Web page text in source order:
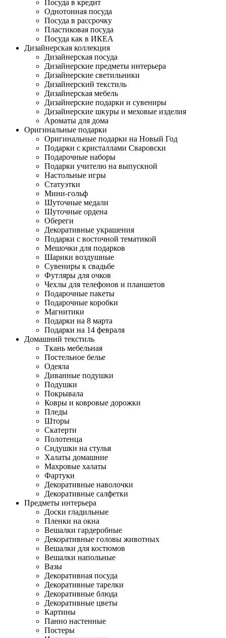
Посуда в кредит
Однотонная посуда
Посуда в рассрочку
Пластиковая посуда
Посуда как в ИКЕА
Дизайнерская коллекция
Дизайнерская посуда
Дизайнерские предметы интерьера
Дизайнерские светильники
Дизайнерский текстиль
Дизайнерская мебель
Дизайнерские подарки и сувениры
Дизайнерские шкуры и меховые изделия
Ароматы для дома
Оригинальные подарки
Оригинальные подарки на Новый Год
Подарки с кристаллами Сваровски
Подарочные наборы
Подарки учителю на выпускной
Настольные игры
Статуэтки
Мини-гольф
Шуточные медали
Шуточные ордена
Обереги
Декоративные украшения
Подарки с восточной тематикой
Мешочки для подарков
Шарики воздушные
Сувениры к свадьбе
Футляры для очков
Чехлы для телефонов и планшетов
Подарочные пакеты
Подарочные коробки
Магнитики
Подарки на 8 марта
Подарки на 14 февраля
Домашний текстиль
Ткань мебельная
Постельное белье
Одеяла
Диванные подушки
Подушки
Покрывала
Ковры и ковровые дорожки
Пледы
Шторы
Скатерти
Полотенца
Сидушки на стулья
Халаты домашние
Махровые халаты
Фартуки
Декоративные наволочки
Декоративные салфетки
Предметы интерьера
Доски гладильные
Пленки на окна
Вешалки гардеробные
Декоративные головы животных
Вешалки для костюмов
Вешалки напольные
Вазы
Декоративная посуда
Декоративные тарелки
Декоративные блюда
Декоративные цветы
Картины
Панно настенные
Постеры